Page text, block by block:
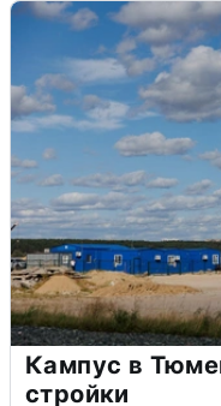
Кампус в
стройки